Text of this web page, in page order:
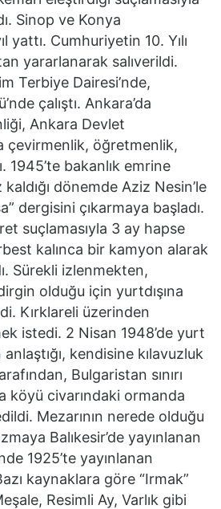
Sinop ve Konya
yattı. Cumhuriyetin 10. Yılı
yararlanarak salıverildi.
Terbiye Dairesi’nde,
çalıştı. Ankara’da
Ankara Devlet
çevirmenlik, öğretmenlik,
1945’te bakanlık emrine
kaldığı dönemde Aziz Nesin’le
dergisini çıkarmaya başladı.
suçlamasıyla 3 ay hapse
kalınca bir kamyon alarak
Sürekli izlenmekten,
olduğu için yurtdışına
Kırklareli üzerinden
istedi. 2 Nisan 1948’de yurt
anlaştığı, kendisine kılavuzluk
Bulgaristan sınırı
köyü civarındaki ormanda
Mezarının nerede olduğu
Balıkesir’de yayınlanan
1925’te yayınlanan
kaynaklara göre “Irmak”
Resimli Ay, Varlık gibi